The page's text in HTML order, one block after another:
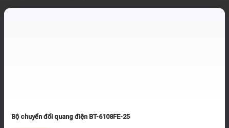
Bộ chuyển đổi quang điện BT-6108FE-25